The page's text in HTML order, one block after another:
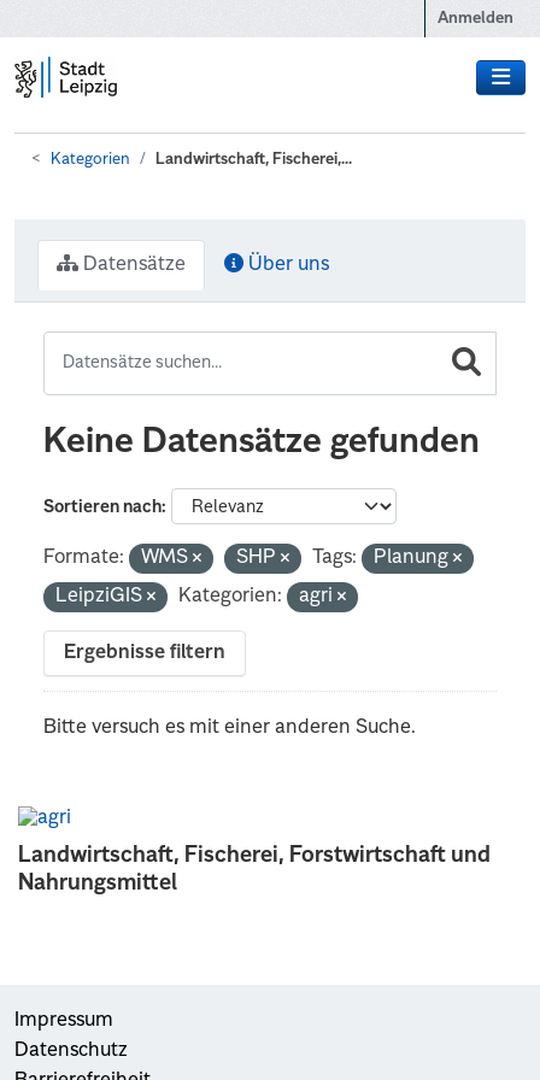
Anmelden
Kategorien Landwirtschaft, Fischerei,...
Landwirtschaft, Fischerei, Forstwirtschaft und
Nahrungsmittel
Datensätze Über uns
Keine Datensätze gefunden
Sortieren nach
Formate: WMS SHP Tags:
Planung
LeipziGIS
Kategorien: agri
Ergebnisse filtern
Bitte versuch es mit einer anderen Suche.
Impressum
Datenschutz